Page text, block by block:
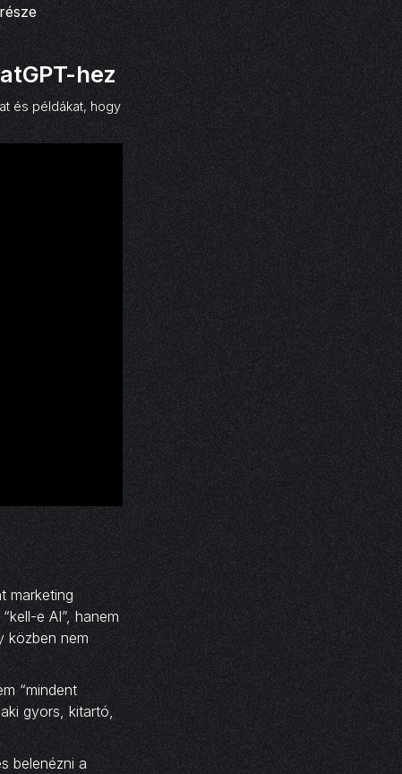
hez
és példákat, hogy
marketing
e AI”, hanem
közben nem
“mindent
gyors, kitartó,
belenézni a